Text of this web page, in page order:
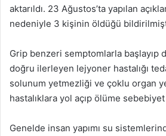
aktarıldı. 23 Ağustos’ta yapılan
nedeniyle 3 kişinin öldüğü
Grip benzeri semptomlarla başlayıp
doğru ilerleyen lejyoner hastalığı
solunum yetmezliği ve çoklu organ
hastalıklara yol açıp ölüme
Genelde insan yapımı su